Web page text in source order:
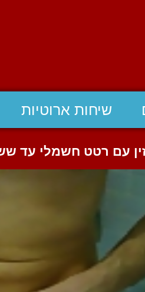
שיחות ארוטיות
עם רטט חשמלי עד